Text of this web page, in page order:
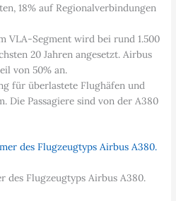
18% auf Regionalverbindungen
VLA-Segment wird bei rund 1.500
20 Jahren angesetzt. Airbus
von 50% an.
für überlastete Flughäfen und
Die Passagiere sind von der A380
des Flugzeugtyps Airbus A380.